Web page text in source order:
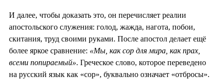
И далее, чтобы доказать это, он перечисляет реалии
апостольского служения: голод, жажда, нагота, побои,
скитания, труд своими руками. После апостол делает ещё
более яркое сравнение: «Мы, как сор для мира, как прах,
всеми попираемый». Греческое слово, которое переведено
на русский язык как «сор», буквально означает «отбросы».